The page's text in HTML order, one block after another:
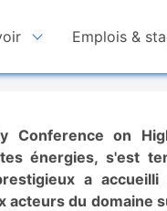
Emplois &
Conference on
énergies, s'est
a
acteurs du domaine